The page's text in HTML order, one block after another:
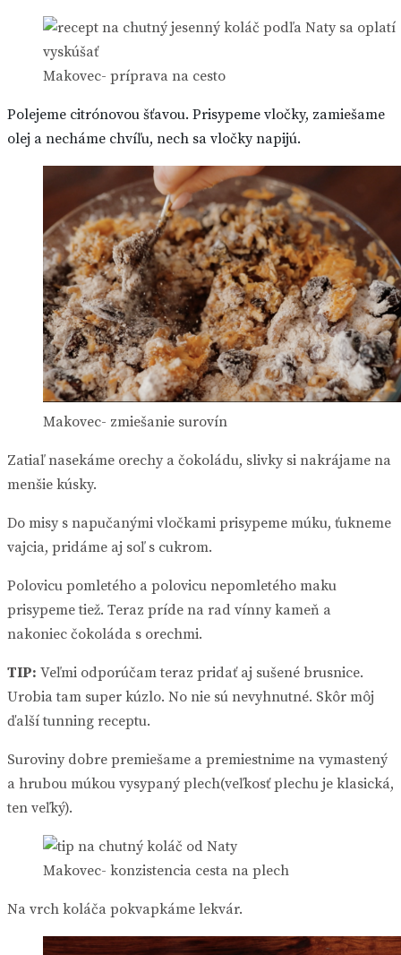
Makovec- príprava na cesto
Polejeme citrónovou šťavou. Prisypeme vločky, zamiešame
olej a necháme chvíľu, nech sa vločky napijú.
Makovec- zmiešanie surovín
Zatiaľ nasekáme orechy a čokoládu, slivky si nakrájame na
menšie kúsky.
Do misy s napučanými vločkami prisypeme múku, ťukneme
vajcia, pridáme aj soľ s cukrom.
Polovicu pomletého a polovicu nepomletého maku
prisypeme tiež. Teraz príde na rad vínny kameň a
nakoniec čokoláda s orechmi.
TIP: Veľmi odporúčam teraz pridať aj sušené brusnice.
Urobia tam super kúzlo. No nie sú nevyhnutné. Skôr môj
ďalší tunning receptu.
Suroviny dobre premiešame a premiestnime na vymastený
a hrubou múkou vysypaný plech(veľkosť plechu je klasická,
ten veľký).
Makovec- konzistencia cesta na plech
Na vrch koláča pokvapkáme lekvár.